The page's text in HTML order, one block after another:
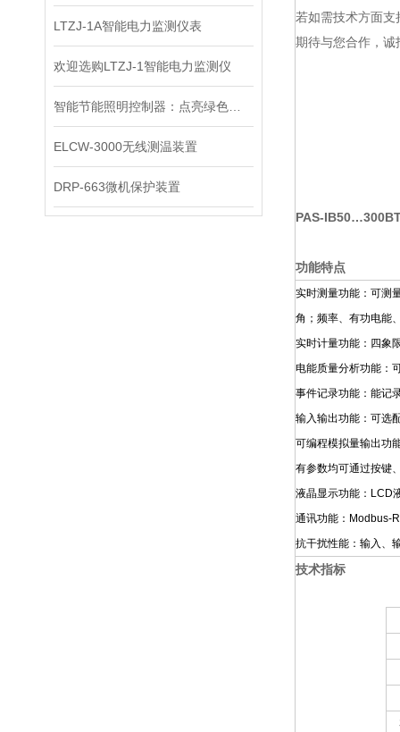
LTZJ-1A智能电力监测仪表
欢迎选购LTZJ-1智能电力监测仪
ELCW-3000无线测温装置
DRP-663微机保护装置
若如需技术方面
期待与您合作，
PAS-
功能特点
实时测量功能：可测
角；频率、有功电能
实时计量功能：四象
电能质量分析功能：
事件记录功能：能记
输入输出功能：可选
可编程模拟量输出功
有参数均可通过按键
液晶显示功能：LCD
通讯功能：Modbus-
抗干扰性能：输入、
技术指标